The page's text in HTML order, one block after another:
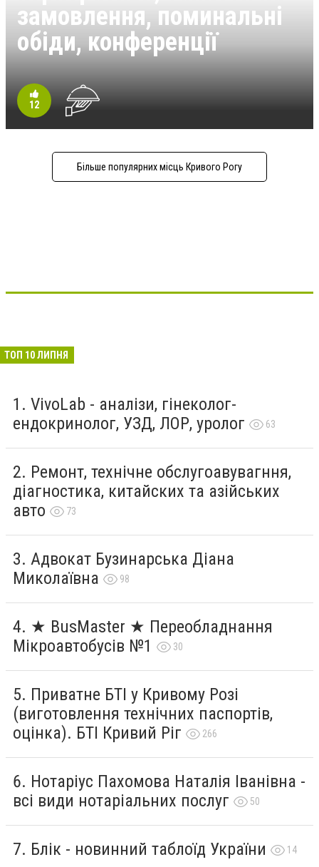
замовлення, поминальні
обіди, конференції
12
Більше популярних місць Кривого Рогу
ТОП 10 ЛИПНЯ
VivoLab - аналізи, гінеколог-
ендокринолог, УЗД, ЛОР, уролог
63
Ремонт, технічне обслугоавувагння,
діагностика, китайских та азійських
авто
73
Адвокат Бузинарська Діана
Миколаївна
98
★ BusMaster ★ Переобладнання
Мікроавтобусів №1
30
Приватне БТІ у Кривому Розі
(виготовлення технічних паспортів,
оцінка). БТІ Кривий Ріг
266
Нотаріус Пахомова Наталія Іванівна -
всі види нотаріальних послуг
50
Блік - новинний таблоїд України 14